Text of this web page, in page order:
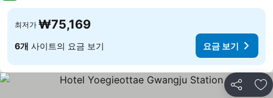
최저가 ₩75,169
6개 사이트의 요금 보기 요금 보기
공유 즐